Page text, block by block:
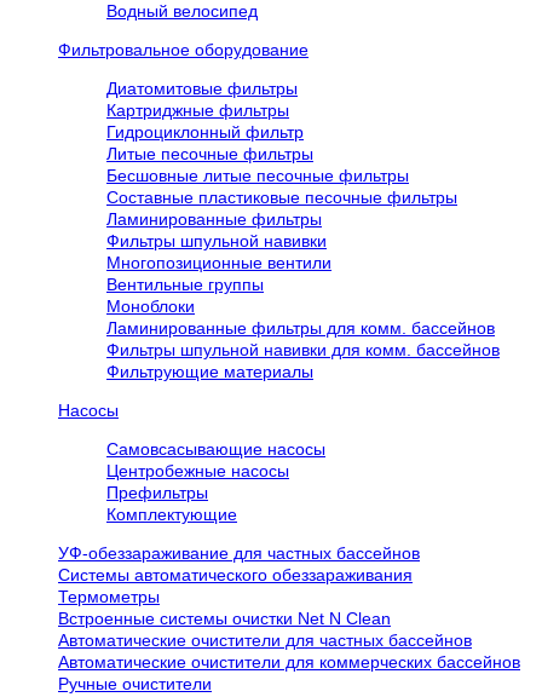
Водный велосипед
Фильтровальное оборудование
Диатомитовые фильтры
Картриджные фильтры
Гидроциклонный фильтр
Литые песочные фильтры
Бесшовные литые песочные фильтры
Составные пластиковые песочные фильтры
Ламинированные фильтры
Фильтры шпульной навивки
Многопозиционные вентили
Вентильные группы
Моноблоки
Ламинированные фильтры для комм. бассейнов
Фильтры шпульной навивки для комм. бассейнов
Фильтрующие материалы
Насосы
Самовсасывающие насосы
Центробежные насосы
Префильтры
Комплектующие
УФ-обеззараживание для частных бассейнов
Системы автоматического обеззараживания
Термометры
Встроенные системы очистки Net N Clean
Автоматические очистители для частных бассейнов
Автоматические очистители для коммерческих бассейнов
Ручные очистители